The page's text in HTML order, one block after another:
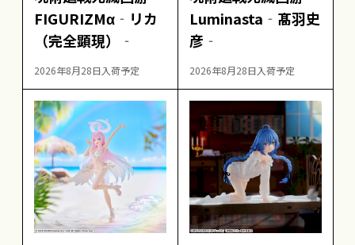
FIGURIZMα‐リカ
（完全顕現）‐
2026年8月28日入荷予定
Luminasta‐髙羽史
彦‐
2026年8月28日入荷予定